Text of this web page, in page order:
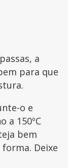
a
para que
o e
a 150ºC
bem
Deixe